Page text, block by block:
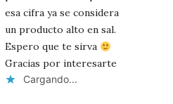
esa cifra ya se considera
un producto alto en sal.
Espero que te sirva
Gracias por interesarte
Cargando...